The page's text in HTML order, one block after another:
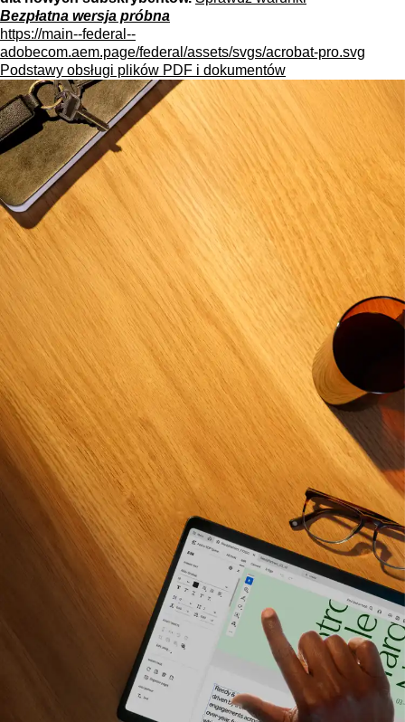
Bezpłatna wersja próbna
https://main--federal--
adobecom.aem.page/federal/assets/svgs/acrobat-pro.svg
Podstawy obsługi plików PDF i dokumentów